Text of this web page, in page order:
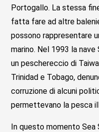
Portogallo. La stessa
fatta fare ad altre
possono rappresentare
marino. Nel 1993 la
un peschereccio di
Trinidad e Tobago,
corruzione di alcuni
permettevano la pesca
In questo momento Sea